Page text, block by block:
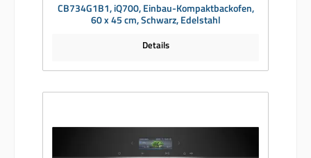
CB734G1B1, iQ700, Einbau-Kompaktbackofen,
60 x 45 cm, Schwarz, Edelstahl
Details